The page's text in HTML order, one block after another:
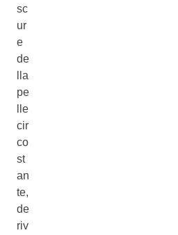
sc
ur
e
de
lla
pe
lle
cir
co
st
an
te,
de
riv